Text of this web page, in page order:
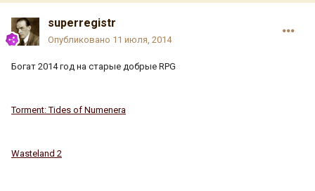
superregistr
Опубликовано 11 июля, 2014
Богат 2014 год на старые добрые RPG
Torment: Tides of Numenera
Wasteland 2